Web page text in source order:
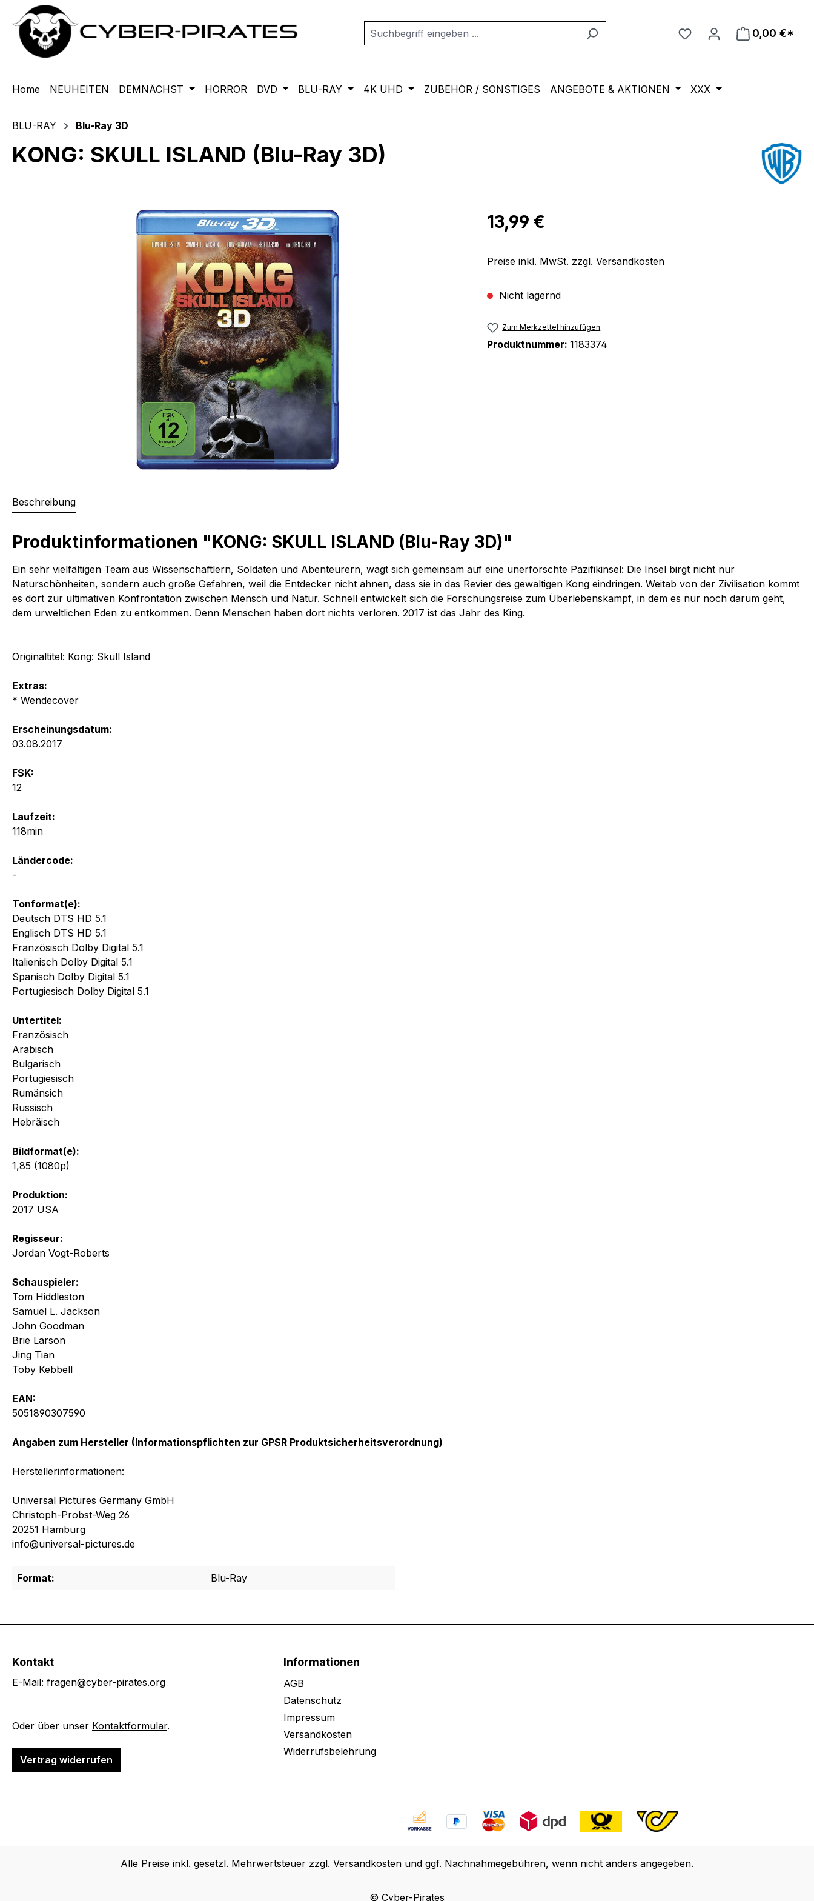
Hauptinhalt springen
Zur Suche springen
Zur Hauptnavigation springen
0,00 €*
Home NEUHEITEN DEMNÄCHST HORROR DVD BLU-RAY 4K UHD ZUBEHÖR / SONSTIGES ANGEBOTE & AKTIONEN XXX
BLU-RAY Blu-Ray 3D
KONG: SKULL ISLAND (Blu-Ray 3D)
Regulärer Preis:
13,99 €
Preise inkl. MwSt. zzgl. Versandkosten
Nicht lagernd
Zum Merkzettel hinzufügen
Produktnummer: 1183374
Beschreibung
Produktinformationen "KONG: SKULL ISLAND (Blu-Ray 3D)"
Ein sehr vielfältigen Team aus Wissenschaftlern, Soldaten und Abenteurern, wagt sich gemeinsam auf eine unerforschte Pazifikinsel: Die Insel birgt nicht nur
Naturschönheiten, sondern auch große Gefahren, weil die Entdecker nicht ahnen, dass sie in das Revier des gewaltigen Kong eindringen. Weitab von der Zivilisation kommt
es dort zur ultimativen Konfrontation zwischen Mensch und Natur. Schnell entwickelt sich die Forschungsreise zum Überlebenskampf, in dem es nur noch darum geht,
dem urweltlichen Eden zu entkommen. Denn Menschen haben dort nichts verloren. 2017 ist das Jahr des King.
Originaltitel: Kong: Skull Island
Extras:
* Wendecover
Erscheinungsdatum:
03.08.2017
FSK:
12
Laufzeit:
118min
Ländercode:
-
Tonformat(e):
Deutsch DTS HD 5.1
Englisch DTS HD 5.1
Französisch Dolby Digital 5.1
Italienisch Dolby Digital 5.1
Spanisch Dolby Digital 5.1
Portugiesisch Dolby Digital 5.1
Untertitel:
Französisch
Arabisch
Bulgarisch
Portugiesisch
Rumänsich
Russisch
Hebräisch
Bildformat(e):
1,85 (1080p)
Produktion:
2017 USA
Regisseur:
Jordan Vogt-Roberts
Schauspieler:
Tom Hiddleston
Samuel L. Jackson
John Goodman
Brie Larson
Jing Tian
Toby Kebbell
EAN:
5051890307590
Angaben zum Hersteller (Informationspflichten zur GPSR Produktsicherheitsverordnung)
Herstellerinformationen:
Universal Pictures Germany GmbH
Christoph-Probst-Weg 26
20251 Hamburg
info@universal-pictures.de
Format: Blu-Ray
Kontakt
E-Mail: fragen@cyber-pirates.org
Oder über unser Kontaktformular.
Vertrag widerrufen
Informationen
AGB
Datenschutz
Impressum
Versandkosten
Widerrufsbelehrung
Alle Preise inkl. gesetzl. Mehrwertsteuer zzgl. Versandkosten und ggf. Nachnahmegebühren, wenn nicht anders angegeben.
© Cyber-Pirates